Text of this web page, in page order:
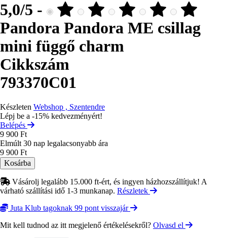
5,0/5 -
Pandora Pandora ME csillag
mini függő charm
Cikkszám
793370C01
Készleten Webshop , Szentendre
Lépj be a -15% kedvezményért!
Belépés
9 900 Ft
Elmúlt 30 nap legalacsonyabb ára
9 900 Ft
Vásárolj legalább 15.000 ft-ért, és ingyen házhozszállítjuk! A
várható szállítási idő 1-3 munkanap. Részletek
Juta Klub tagoknak 99 pont visszajár
Mit kell tudnod az itt megjelenő értékelésekről? Olvasd el